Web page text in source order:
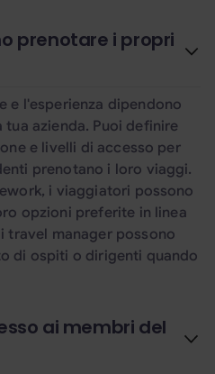
prenotare i propri
e l'esperienza dipendono
azienda. Puoi definire
e livelli di accesso per
prenotano i loro viaggi.
i viaggiatori possono
opzioni preferite in linea
travel manager possono
di ospiti o dirigenti quando
ai membri del